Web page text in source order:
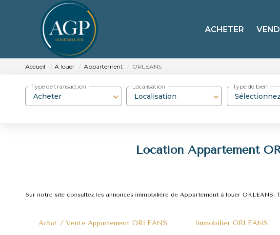
ACHETER
Accueil A louer Appartement ORLEANS
Acheter
Type de transaction
Localisation
Localisation Type de bien
Location Appartement
Sur notre site consultez les annonces immobilière de Appartement à louer
Achat / Vente Appartement ORLEANS Immobilier ORLEANS